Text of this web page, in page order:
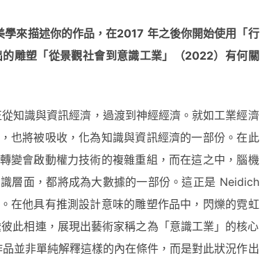
學來描述你的作品，在2017 年之後你開始使用「行
雕塑「從景觀社會到意識工業」（2022）有何關
知識與資訊經濟，過渡到神經經濟。就如工業經濟
也將被吸收，化為知識與資訊經濟的一部份。在此
變會啟動權力技術的複雜重組，而在這之中，腦機
層面，都將成為大數據的一部份。這正是 Neidich
在他具有推測設計意味的雕塑作品中，閃爍的霓虹
此相連，展現出藝術家稱之為「意識工業」的核心
並非單純解釋這樣的內在條件，而是對此狀況作出